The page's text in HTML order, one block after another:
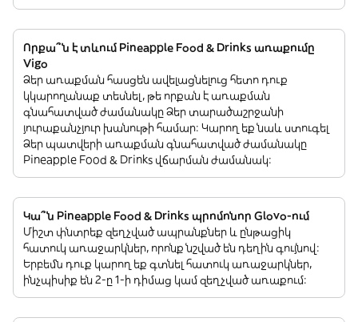
Որքա՞ն է տևում Pineapple Food & Drinks առաքումը
Vigo
Ձեր առաքման հասցեն ավելացնելուց հետո դուք
կկարողանաք տեսնել, թե որքան է առաքման
գնահատված ժամանակը Ձեր տարածաշրջանի
յուրաքանչյուր խանութի համար: Կարող եք նաև ստուգել
Ձեր պատվերի առաքման գնահատված ժամանակը
Pineapple Food & Drinks վճարման ժամանակ:
Կա՞ն Pineapple Food & Drinks պրոմոնոր Glovo-ում
Միշտ փնտրեք զեղչված ապրանքներ և ընթացիկ
հատուկ առաջարկներ, որոնք նշված են դեղին գույնով:
Երբեմն դուք կարող եք գտնել հատուկ առաջարկներ,
ինչպիսիք են 2-ը 1-ի դիմաց կամ զեղչված առաքում: